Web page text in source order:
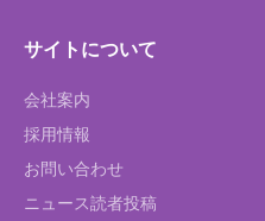
サイトについて
会社案内
採用情報
お問い合わせ
ニュース読者投稿